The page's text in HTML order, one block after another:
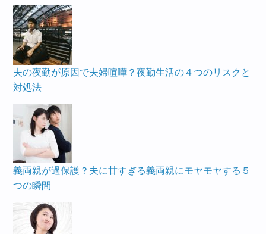
夫の夜勤が原因で夫婦喧嘩？夜勤生活の４つのリスクと
対処法
義両親が過保護？夫に甘すぎる義両親にモヤモヤする５
つの瞬間